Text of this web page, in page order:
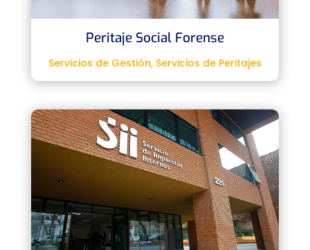
Peritaje Social Forense
Servicios de Gestión, Servicios de Peritajes